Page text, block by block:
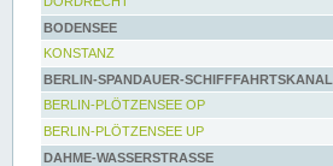
BODENSEE
KONSTANZ
BERLIN-SPANDAUER-SCHIFFFAHRTSKANAL
BERLIN-PLÖTZENSEE OP
BERLIN-PLÖTZENSEE UP
DAHME-WASSERSTRASSE